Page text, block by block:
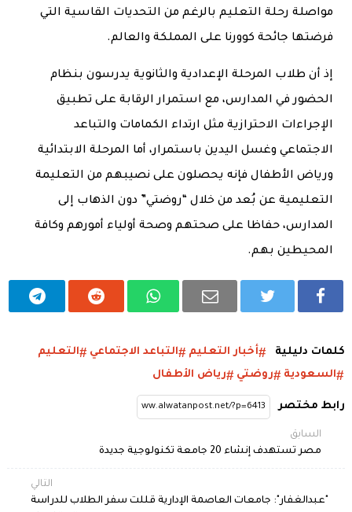
مواصلة رحلة التعليم بالرغم من التحديات القاسية التي
فرضتها جائحة كوورنا على المملكة والعالم.
إذ أن طلاب المرحلة الإعدادية والثانوية يدرسون بنظام
الحضور في المدارس، مع استمرار الرقابة على تطبيق
الإجراءات الاحترازية مثل ارتداء الكمامات والتباعد
الاجتماعي وغسل اليدين باستمرار، أما المرحلة الابتدائية
ورياض الأطفال فإنه يحصلون على نصيبهم من التعليمة
التعليمية عن بُعد من خلال “روضتي” دون الذهاب إلى
المدارس، حفاظا على صحتهم وصحة أولياء أمورهم وكافة
المحيطين بهم.
كلمات دليلية أخبار التعليم التباعد الاجتماعي
التعليم
السعودية
روضتي رياض الأطفال
رابط مختصر
السابق
مصر تستهدف إنشاء 20 جامعة تكنولوجية جديدة
التالي
"عبدالغفار": جامعات العاصمة الإدارية قللت سفر الطلاب للدراسة